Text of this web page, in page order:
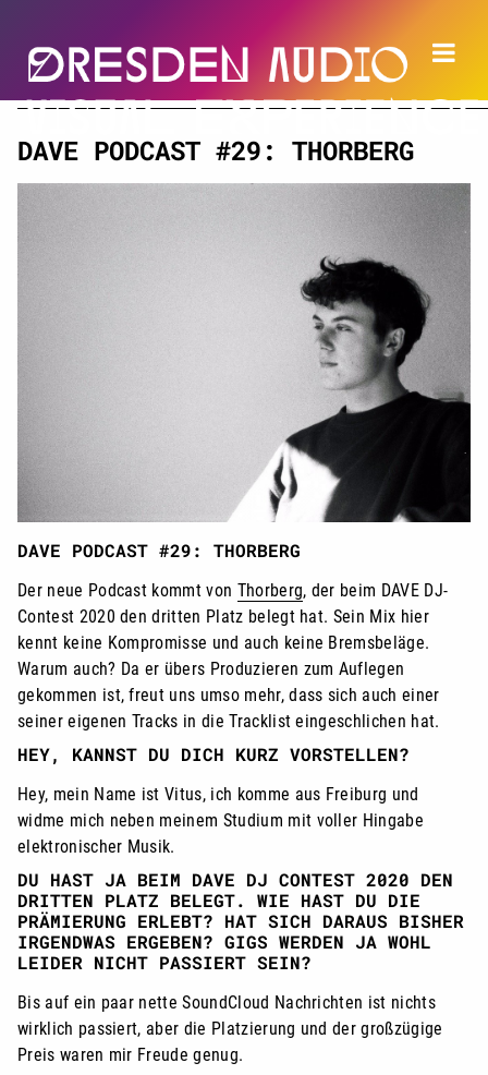
DAVE PODCAST #29: THORBERG
DAVE PODCAST #29: THORBERG
Der neue Podcast kommt von Thorberg, der beim DAVE DJ-
Contest 2020 den dritten Platz belegt hat. Sein Mix hier
kennt keine Kompromisse und auch keine Bremsbeläge.
Warum auch? Da er übers Produzieren zum Auflegen
gekommen ist, freut uns umso mehr, dass sich auch einer
seiner eigenen Tracks in die Tracklist eingeschlichen hat.
HEY, KANNST DU DICH KURZ VORSTELLEN?
Hey, mein Name ist Vitus, ich komme aus Freiburg und
widme mich neben meinem Studium mit voller Hingabe
elektronischer Musik.
DU HAST JA BEIM DAVE DJ CONTEST 2020 DEN
DRITTEN PLATZ BELEGT. WIE HAST DU DIE
PRÄMIERUNG ERLEBT? HAT SICH DARAUS BISHER
IRGENDWAS ERGEBEN? GIGS WERDEN JA WOHL
LEIDER NICHT PASSIERT SEIN?
Bis auf ein paar nette SoundCloud Nachrichten ist nichts
wirklich passiert, aber die Platzierung und der großzügige
Preis waren mir Freude genug.